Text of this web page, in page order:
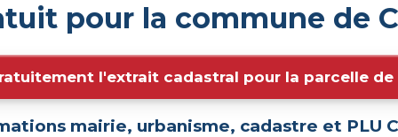
pour la commune de
l'extrait cadastral pour la parcelle de
mairie, urbanisme, cadastre et PLU